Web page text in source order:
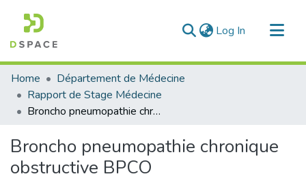
Log In (current)
Communities & Collections
All of DSpace
Statistics
Home
Département de Médecine
Rapport de Stage Médecine
Broncho pneumopathie chronique obstructive BPCO
Broncho pneumopathie chronique
obstructive BPCO